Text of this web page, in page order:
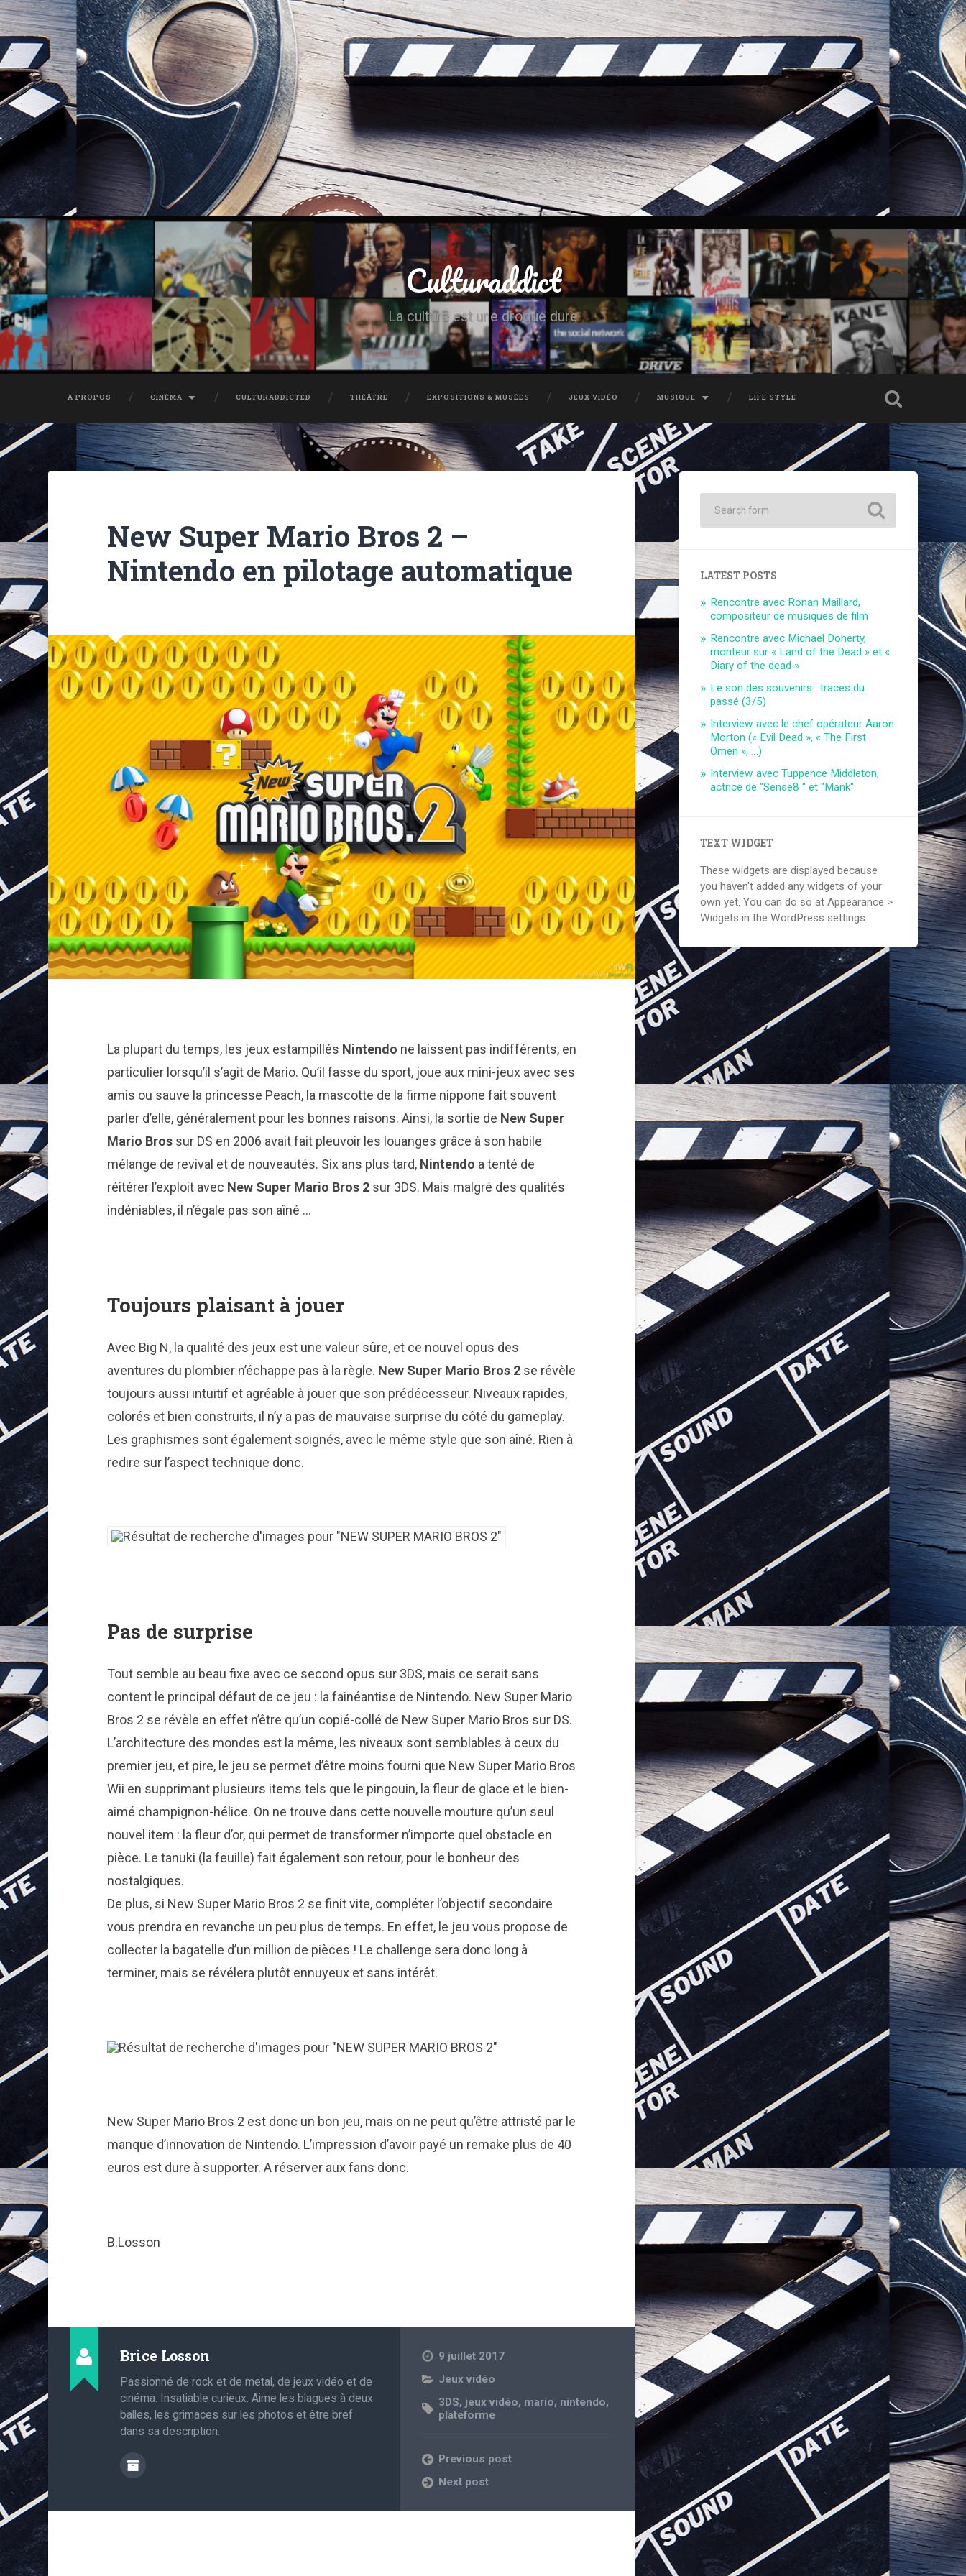
Culturaddict
La culture est une drogue dure
À PROPOS CINÉMA CULTURADDICTED THÉÂTRE EXPOSITIONS & MUSÉES JEUX VIDÉO MUSIQUE LIFE STYLE
New Super Mario Bros 2 –
Nintendo en pilotage automatique
La plupart du temps, les jeux estampillés Nintendo ne laissent pas indifférents, en
particulier lorsqu’il s’agit de Mario. Qu’il fasse du sport, joue aux mini-jeux avec ses
amis ou sauve la princesse Peach, la mascotte de la firme nippone fait souvent
parler d’elle, généralement pour les bonnes raisons. Ainsi, la sortie de New Super
Mario Brossur DS en 2006 avait fait pleuvoir les louanges grâce à son habile
mélange de revival et de nouveautés. Six ans plus tard, Nintendo a tenté de
réitérer l’exploit avec New Super Mario Bros 2sur 3DS. Mais malgré des qualités
indéniables, il n’égale pas son aîné …
Toujours plaisant à jouer
Avec Big N, la qualité des jeux est une valeur sûre, et ce nouvel opus des
aventures du plombier n’échappe pas à la règle. New Super Mario Bros 2se révèle
toujours aussi intuitif et agréable à jouer que son prédécesseur. Niveaux rapides,
colorés et bien construits, il n’y a pas de mauvaise surprise du côté du gameplay.
Les graphismes sont également soignés, avec le même style que son aîné. Rien à
redire sur l’aspect technique donc.
Pas de surprise
Tout semble au beau fixe avec ce second opus sur 3DS, mais ce serait sans
content le principal défaut de ce jeu : la fainéantise de Nintendo. New Super Mario
Bros 2 se révèle en effet n’être qu’un copié-collé de New Super Mario Bros sur DS.
L’architecture des mondes est la même, les niveaux sont semblables à ceux du
premier jeu, et pire, le jeu se permet d’être moins fourni que New Super Mario Bros
Wii en supprimant plusieurs items tels que le pingouin, la fleur de glace et le bien-
aimé champignon-hélice. On ne trouve dans cette nouvelle mouture qu’un seul
nouvel item : la fleur d’or, qui permet de transformer n’importe quel obstacle en
pièce. Le tanuki (la feuille) fait également son retour, pour le bonheur des
nostalgiques.
De plus, si New Super Mario Bros 2 se finit vite, compléter l’objectif secondaire
vous prendra en revanche un peu plus de temps. En effet, le jeu vous propose de
collecter la bagatelle d’un million de pièces ! Le challenge sera donc long à
terminer, mais se révélera plutôt ennuyeux et sans intérêt.
New Super Mario Bros 2 est donc un bon jeu, mais on ne peut qu’être attristé par le
manque d’innovation de Nintendo. L’impression d’avoir payé un remake plus de 40
euros est dure à supporter. A réserver aux fans donc.
B.Losson
Brice Losson
Passionné de rock et de metal, de jeux vidéo et de
cinéma. Insatiable curieux. Aime les blagues à deux
balles, les grimaces sur les photos et être bref
dans sa description.
9 juillet 2017
Jeux vidéo
3DS, jeux vidéo, mario, nintendo,
plateforme
Previous post
Next post
LATEST POSTS
Rencontre avec Ronan Maillard,
compositeur de musiques de film
Rencontre avec Michael Doherty,
monteur sur « Land of the Dead » et «
Diary of the dead »
Le son des souvenirs : traces du
passé (3/5)
Interview avec le chef opérateur Aaron
Morton (« Evil Dead », « The First
Omen », …)
Interview avec Tuppence Middleton,
actrice de "Sense8 " et "Mank"
TEXT WIDGET
These widgets are displayed because
you haven't added any widgets of your
own yet. You can do so at Appearance >
Widgets in the WordPress settings.